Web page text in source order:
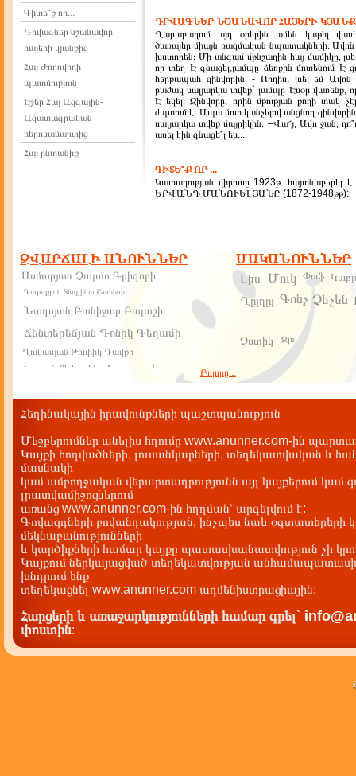
Գիտե՞ք որ...
Դրվագներ նշանավոր
հայերի կյանքից
Հայ Ժողովրդի
պատմություն
Էջեր Հայ Ազգային-
Ազատագրական
հերոսամարտից
Հայ ընտանիք
ԴՐՎԱԳՆԵՐ ՆՇԱՆԱՎՈՐ ՀԱՅԵՐԻ
Ղարաբաղում այդ օրերին ամեն կաթիլ
ծառայեր միայն ռազմական նպատակների։ Ավոն
խստորեն։ Մի անգամ մթնշաղին հայ մամիկը,
որ տեղ Է գնացել,լամպը ձեռքին մոտենում Է
հերթապահ զինվորին. - Որդիս, լսել եմ
բաժակ սալյարկա տվեք` լամպը Էսօր վառենք,
Է եկել։ Զինվորը, որին մթության քողի տակ
ժպտում է։ Ապա մոտ կանչելով անցնող զինվորին
սալյարկա տվեք մայրիկին։ –Վա՜յ, Ավո ջան,
ասել էին գնացե՞լ ես...
ԳԻՏԵ՞Ք ՈՐ ...
Կատաղության վիրուսը 1923թ. հայտնաբերել
ԵՐՎԱՆԴ ՄԱՆՈՒԵԼՅԱՆԸ (1872-1948թթ):
տարածքում ստեղծվելու էր ինքնավար
ցանկանում նույնիսկ ինքնավարության այդ
ԼՂՀ-ին: 1921թ. դիմելով Կոմկուսի կովկասյան
ԼՂՀ-ին ինքնավարություն չտարմադրել:
ՄԱՐՏԱԿԱՆ ՈՒ
ԳՈՐԾՈՂՈՒԹՅՈՒՆՆԵՐԸ 1903-1904
զինատար հեծելախմբի անցումը Սասուն
Սասուն Սասունում և Դաշտում ընթացող
թշնամու դեմ մարտեր էին մղում զինատար
կանոնավոր զորագնդերի և քուրդ
մարտիկներին: Թեպետ
նշանակություն ունեցող իրադարձությո
Հայ ընտանիքի ինքնության
բաղկացուցիչ մաս
քաղաքականությունը ՀՀ ազ•ային
բաղկացուցիչ մաս
ԶՎԱՐՃԱԼԻ ԱՆՈՒՆՆԵՐ
Ասմարյան Չալտո Գրիգորի
Դալաքյան Տուգլինա Շահենի
Նադոյան Բանիջար Բալաշի
Ճենտերեճյան Դոնիկ Գեղամի
Ղուկասյան Թուփիկ Դավթի
Հայթյան Ցելեստինա Խաչատուրի
Եղիազարյան Յուղիկ Տիգրանի
Եմիշյան Կուլիկ Մահմադի
Բահրիկյան Բաննավ Պողոսի Լոռիս
Ասրիյան Րաչիկ Կառլենի
Գելոյան Բանի Վազոյի
Բոլորը...
ՄԱԿԱՆՈՒՆՆԵՐ
Լիս Մուկ Փուֆ
Ղըլղըլ Գոնչ Չեչեն
Չստիկ Զլո
Հեղինակային իրավունքների պաշտպանություն
Մեջբերումներ անելիս հղումը www.anunner.com-ին
Կայքի հոդվածների, լուսանկարների, տեղեկատվական և
մասնակի
կամ ամբողջական վերարտադրությունն այլ կայքերում կամ
լրատվամիջոցներում
առանց www.anunner.com-ին հղղման՝ արգելվում է:
Գովազդների բովանդակության, ինչպես նաև օգտատերերի
մեկնաբանությունների
և կարծիքների համար կայքը պատասխանատվություն չի
Կայքում ներկայացված տեղեկատվության
խնդրում ենք
տեղեկացնել www.anunner.com ադմենիստրացիային:
Հարցերի և առաջարկությունների համար գրել`
փոստին: